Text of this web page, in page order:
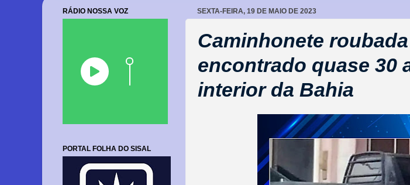
SEXTA-FEIRA, 19 DE MAIO DE 2023
Caminhonete
encontrado quase 30
interior da Bahia
RÁDIO NOSSA VOZ
PORTAL FOLHA DO SISAL